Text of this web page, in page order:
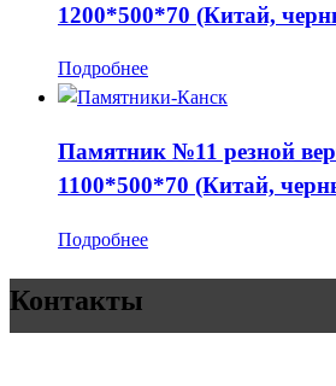
1200*500*70 (Китай,
Подробнее
Памятник №11 резной
1100*500*70 (Китай,
Подробнее
Контакты